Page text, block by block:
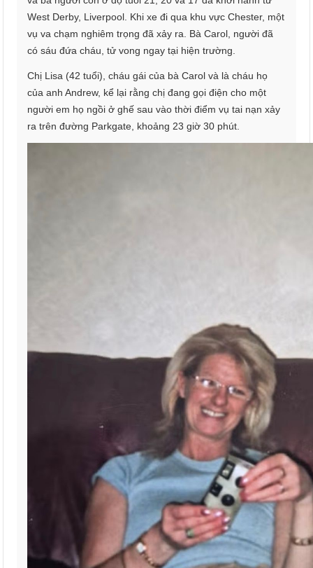
West Derby, Liverpool. Khi xe đi qua khu vực Chester, một
vụ va chạm nghiêm trọng đã xảy ra. Bà Carol, người đã
có sáu đứa cháu, tử vong ngay tại hiện trường.
Chị Lisa (42 tuổi), cháu gái của bà Carol và là cháu họ
của anh Andrew, kể lại rằng chị đang gọi điện cho một
người em họ ngồi ở ghế sau vào thời điểm vụ tai nạn xảy
ra trên đường Parkgate, khoảng 23 giờ 30 phút.